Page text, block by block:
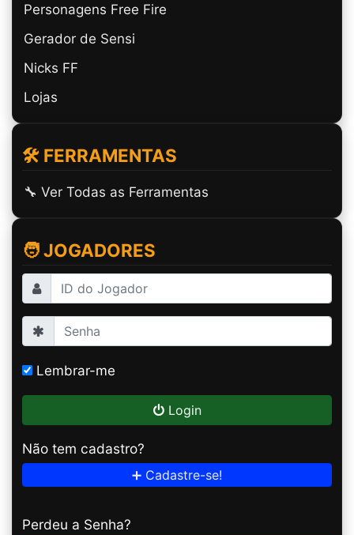
Personagens Free Fire
Gerador de Sensi
Nicks FF
Lojas
🛠️ FERRAMENTAS
🔧 Ver Todas as Ferramentas
🧑 JOGADORES
Lembrar-me
Login
Não tem cadastro?
➕ Cadastre-se!
Perdeu a Senha?